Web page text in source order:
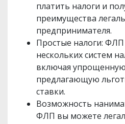
платить налоги и
преимущества
предпринимателя.
Простые налоги:
нескольких систем
включая упрощенную
предлагающую
ставки.
Возможность
ФЛП вы можете